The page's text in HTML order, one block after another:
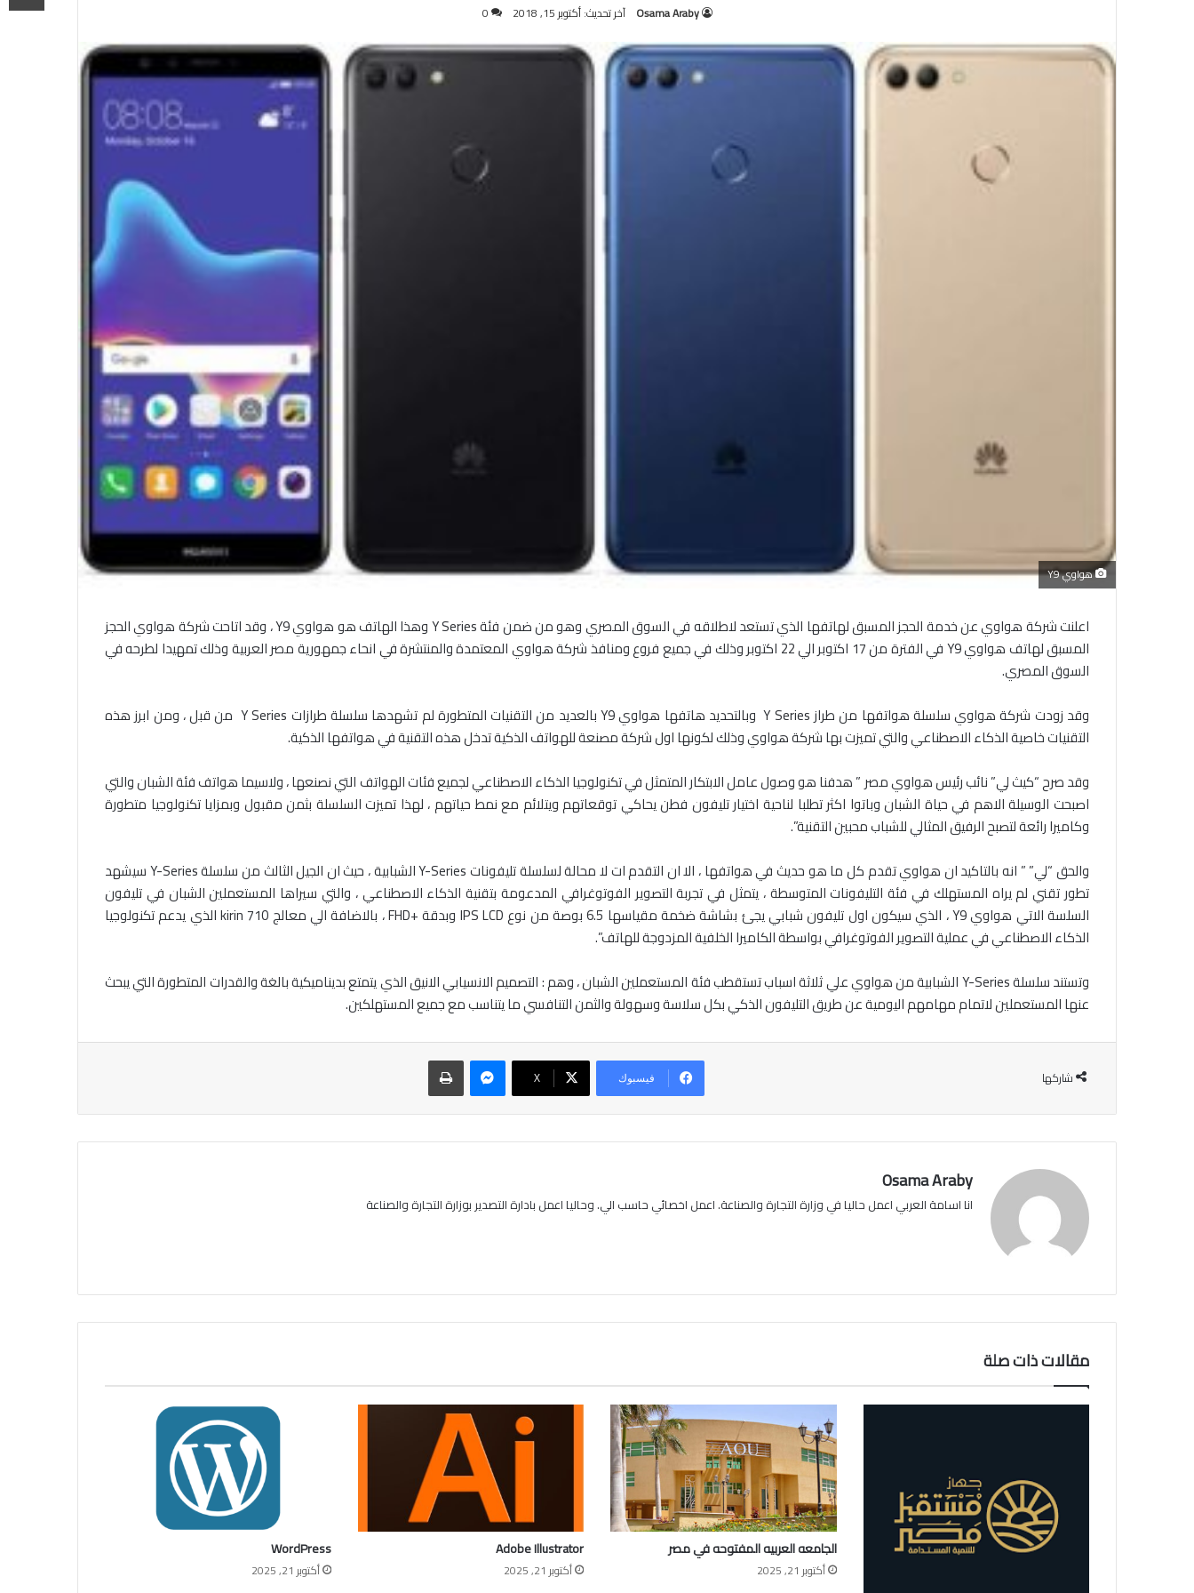
Osama Araby آخر تحديث: أكتوبر 15, 2018 0
هواوي Y9
اعلنت شركة هواوي عن خدمة الحجز المسبق لهاتفها الذي تستعد لاطلاقه في السوق المصري وهو من ضمن فئة Y Series وهذا الهاتف هو هواوي Y9 ، وقد اتاحت شركة هواوي الحجز
المسبق لهاتف هواوي Y9 في الفترة من 17 اكتوبر الي 22 اكتوبر وذلك في جميع فروع ومنافذ شركة هواوي المعتمدة والمنتشرة في انحاء جمهورية مصر العربية وذلك تمهيدا لطرحه في
السوق المصري.
وقد زودت شركة هواوي سلسلة هواتفها من طراز Y Series وبالتحديد هاتفها هواوي Y9 بالعديد من التقنيات المتطورة لم تشهدها سلسلة طرازات Y Series من قبل ، ومن ابرز هذه
التقنيات خاصية الذكاء الاصطناعي والتي تميزت بها شركة هواوي وذلك لكونها اول شركة مصنعة للهواتف الذكية تدخل هذه التقنية في هواتفها الذكية.
وقد صرح “كيث لي” نائب رئيس هواوي مصر ” هدفنا هو وصول عامل الابتكار المتمثل في تكنولوجيا الذكاء الاصطناعي لجميع فئات الهواتف التي نصنعها ، ولاسيما هواتف فئة الشبان والتي
اصبحت الوسيلة الاهم في حياة الشبان وباتوا اكثر تطلبا لناحية اختيار تليفون فطن يحاكي توقعاتهم ويتلائم مع نمط حياتهم ، لهذا تميزت السلسلة بثمن مقبول وبمزايا تكنولوجيا متطورة
وكاميرا رائعة لتصبح الرفيق المثالي للشباب محبين التقنية”.
والحق “لي” ” انه بالتاكيد ان هواوي تقدم كل ما هو حديث في هواتفها ، الا ان التقدم ات لا محالة لسلسلة تليفونات Y-Series الشبابية ، حيث ان الجيل الثالث من سلسلة Y-Series سيشهد
تطور تقني لم يراه المستهلك في فئة التليفونات المتوسطة ، يتمثل في تجربة التصوير الفوتوغرافي المدعومة بتقنية الذكاء الاصطناعي ، والتي سيراها المستعملين الشبان في تليفون
السلسة الاتي هواوي Y9 ، الذي سيكون اول تليفون شبابي يجئ بشاشة ضخمة مقياسها 6.5 بوصة من نوع IPS LCD وبدقة +FHD ، بالاضافة الي معالج kirin 710 الذي يدعم تكنولوجيا
الذكاء الاصطناعي في عملية التصوير الفوتوغرافي بواسطة الكاميرا الخلفية المزدوجة للهاتف”.
وتستند سلسلة Y-Series الشبابية من هواوي علي ثلاثة اسباب تستقطب فئة المستعملين الشبان ، وهم : التصميم الانسيابي الانيق الذي يتمتع بديناميكية بالغة والقدرات المتطورة التي يبحث
عنها المستعملين لاتمام مهامهم اليومية عن طريق التليفون الذكي بكل سلاسة وسهولة والثمن التنافسي ما يتناسب مع جميع المستهلكين.
شاركها فيسبوك ‫X
ماسنجر
Osama Araby
انا اسامة العربي اعمل حاليا في وزارة التجارة والصناعة. اعمل اخصائي حاسب الي. وحاليا اعمل بادارة التصدير بوزارة التجارة والصناعة
مقالات ذات صلة
الجامعه العربيه المفتوحه في مصر
أكتوبر 21, 2025
Adobe Illustrator
أكتوبر 21, 2025
WordPress
أكتوبر 21, 2025